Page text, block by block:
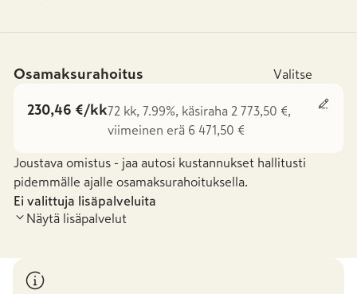
Osamaksurahoitus Valitse
230,46 €/kk72 kk, 7.99%, käsiraha 2 773,50 €,
viimeinen erä 6 471,50 €
Joustava omistus - jaa autosi kustannukset hallitusti
pidemmälle ajalle osamaksurahoituksella.
Ei valittuja lisäpalveluita
Näytä lisäpalvelut